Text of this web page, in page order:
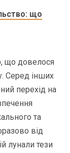
що
що довелося
Серед інших
перехід на
та
від
лунали тези